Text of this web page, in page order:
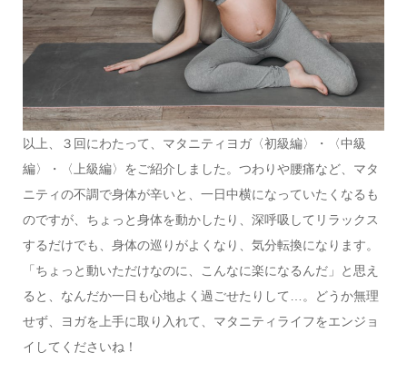
以上、３回にわたって、マタニティヨガ〈初級編〉・〈中級
編〉・〈上級編〉をご紹介しました。つわりや腰痛など、マタ
ニティの不調で身体が辛いと、一日中横になっていたくなるも
のですが、ちょっと身体を動かしたり、深呼吸してリラックス
するだけでも、身体の巡りがよくなり、気分転換になります。
「ちょっと動いただけなのに、こんなに楽になるんだ」と思え
ると、なんだか一日も心地よく過ごせたりして…。どうか無理
せず、ヨガを上手に取り入れて、マタニティライフをエンジョ
イしてくださいね！